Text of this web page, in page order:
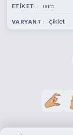
ETÎKET isim
VARYANT çiklet